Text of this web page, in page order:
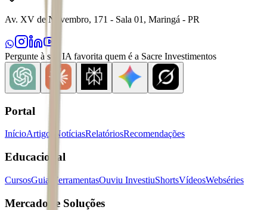
Av. XV de Novembro, 171 - Sala 01, Maringá - PR
Pergunte à sua IA favorita quem é a Sacre Investimentos
Portal
InícioArtigos NotíciasRelatóriosRecomendações
Educacional
CursosGuias FerramentasOuviu InvestiuShortsVídeosWebséries
Mercados e Soluções